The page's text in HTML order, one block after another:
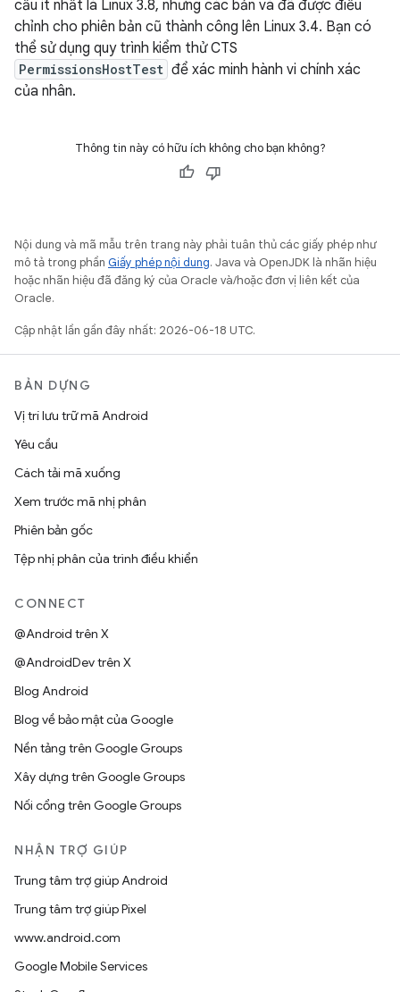
cầu ít nhất là Linux 3.8, nhưng các bản vá đã được điều
chỉnh cho phiên bản cũ thành công lên Linux 3.4. Bạn có
thể sử dụng quy trình kiểm thử CTS
PermissionsHostTest để xác minh hành vi chính xác
của nhân.
Thông tin này có hữu ích không cho bạn không?
Nội dung và mã mẫu trên trang này phải tuân thủ các giấy phép như
mô tả trong phần Giấy phép nội dung. Java và OpenJDK là nhãn hiệu
hoặc nhãn hiệu đã đăng ký của Oracle và/hoặc đơn vị liên kết của
Oracle.
Cập nhật lần gần đây nhất: 2026-06-18 UTC.
BẢN DỰNG
Vị trí lưu trữ mã Android
Yêu cầu
Cách tải mã xuống
Xem trước mã nhị phân
Phiên bản gốc
Tệp nhị phân của trình điều khiển
CONNECT
@Android trên X
@AndroidDev trên X
Blog Android
Blog về bảo mật của Google
Nền tảng trên Google Groups
Xây dựng trên Google Groups
Nối cổng trên Google Groups
NHẬN TRỢ GIÚP
Trung tâm trợ giúp Android
Trung tâm trợ giúp Pixel
www.android.com
Google Mobile Services